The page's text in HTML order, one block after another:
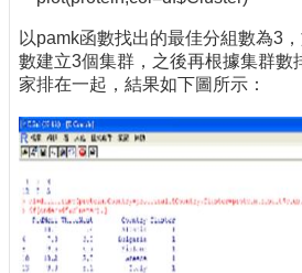
以pamk函數找出的最佳分組數為3
數建立3個集群，之後再根據集群數
家排在一起，結果如下圖所示：